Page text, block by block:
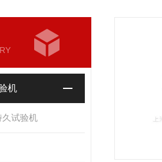
机
久试验机